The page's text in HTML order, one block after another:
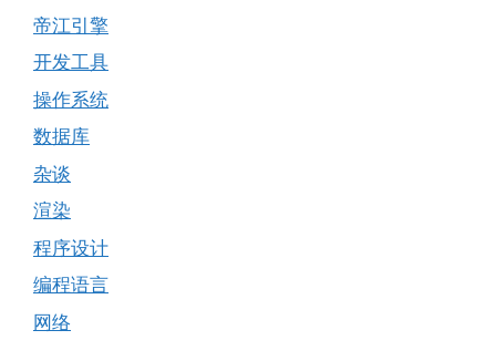
帝江引擎
开发工具
操作系统
数据库
杂谈
渲染
程序设计
编程语言
网络